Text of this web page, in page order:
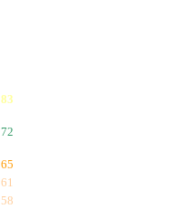
83
72
65
61
58